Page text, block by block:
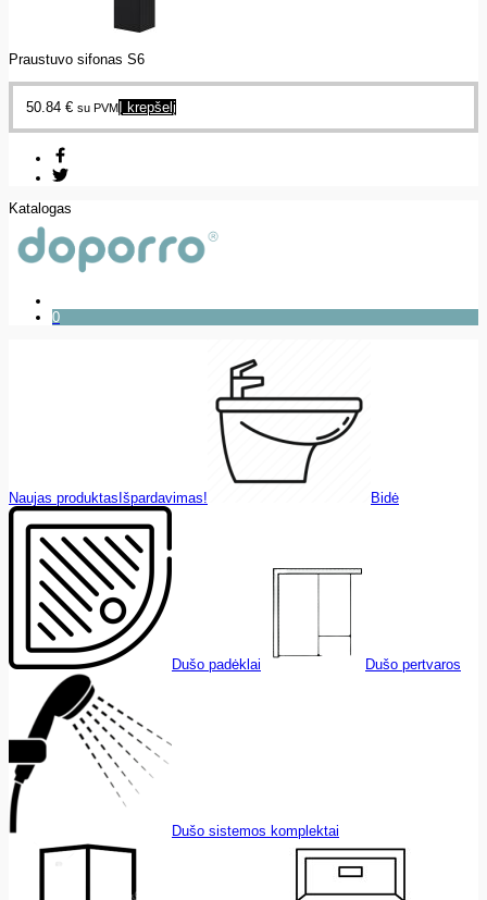
Praustuvo sifonas S6
50.84 € su PVM Į krepšelį
Katalogas
0
Naujas produktas Išpardavimas! Bidė
Dušo padėklai Dušo pertvaros
Dušo sistemos komplektai